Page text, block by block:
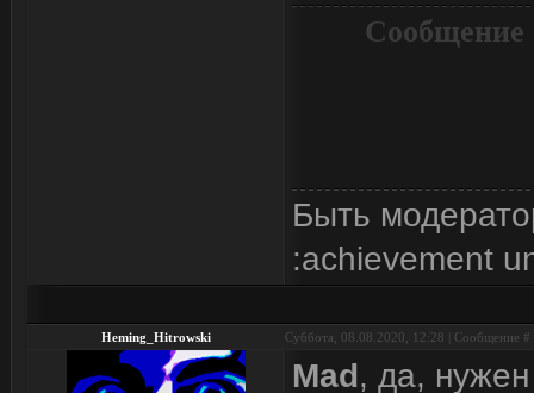
Сообщение
Быть
:achievement
Heming_Hitrowski Суббота, 08.08.2020, 12:28 | Сообщение #
Mad, да,